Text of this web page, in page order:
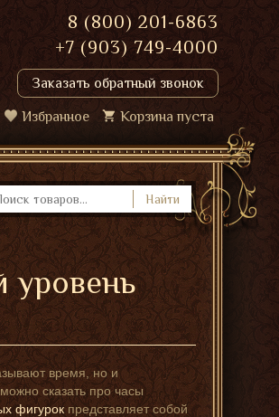
8 (800) 201-6863
+7 (903) 749-4000
Заказать обратный звонок
Избранное Корзина пуста
Найти
уровень
время, но и
сказать про часы
фигурокпредставляет собой